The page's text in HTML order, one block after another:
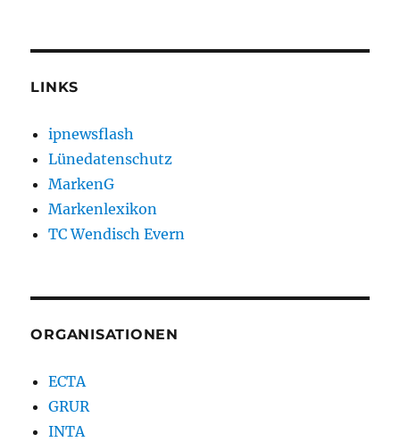
LINKS
ipnewsflash
Lünedatenschutz
MarkenG
Markenlexikon
TC Wendisch Evern
ORGANISATIONEN
ECTA
GRUR
INTA